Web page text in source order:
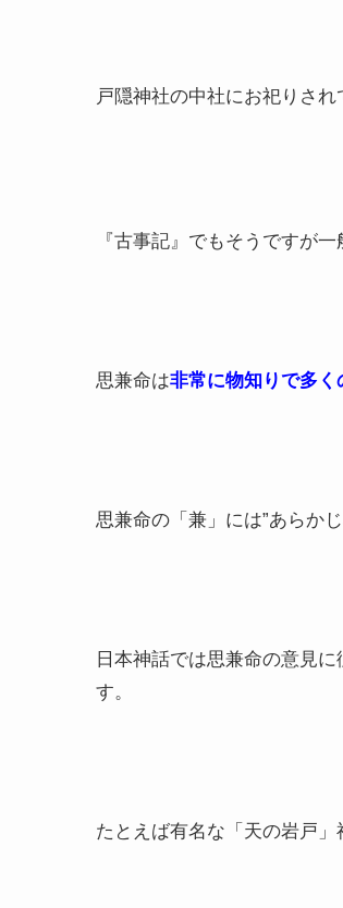
戸隠神社の中社にお祀りされ
『古事記』でもそうですが一
思兼命は非常に物知りで多
思兼命の「兼」には”あらか
日本神話では思兼命の意見
す。
たとえば有名な「天の岩戸」